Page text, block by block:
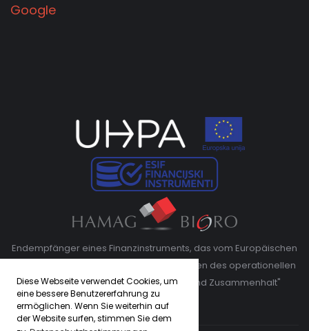
Diese Webseite verwendet Cookies, um
eine bessere Benutzererfahrung zu
ermöglichen. Wenn Sie weiterhin auf
der Website surfen, stimmen Sie dem
Google
Endempfänger eines Finanzinstruments, das vom Europäischen
Fonds für regionale Entwicklung im Rahmen des operationellen
Programms "Wettbewerbsfähigkeit und Zusammenhalt"
kofinanziert wird"